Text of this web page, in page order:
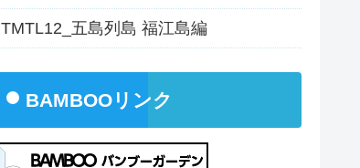
TMTL12_五島列島 福江島編
BAMBOOリンク